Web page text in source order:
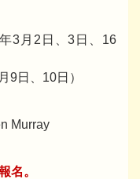
3月2日、3日、16
9日、10日）
Murray
名。